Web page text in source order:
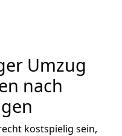
Umzug
nach
kostspielig sein,